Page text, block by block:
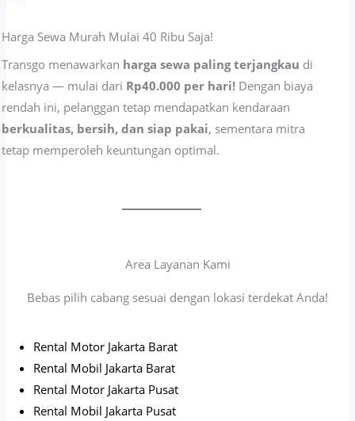
Harga Sewa Murah Mulai 40 Ribu Saja!
Transgo menawarkan harga sewa paling terjangkau di
kelasnya — mulai dari Rp40.000 per hari! Dengan biaya
rendah ini, pelanggan tetap mendapatkan kendaraan
berkualitas, bersih, dan siap pakai, sementara mitra
tetap memperoleh keuntungan optimal.
Area Layanan Kami
Bebas pilih cabang sesuai dengan lokasi terdekat Anda!
Rental Motor Jakarta Barat
Rental Mobil Jakarta Barat
Rental Motor Jakarta Pusat
Rental Mobil Jakarta Pusat